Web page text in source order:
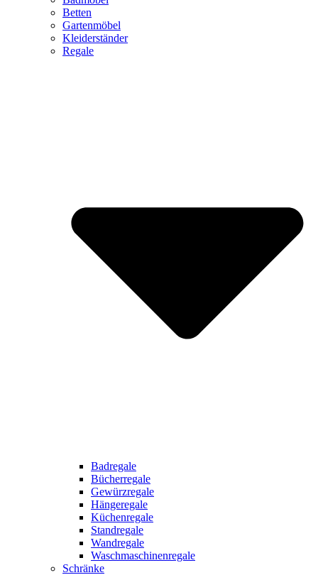
Betten
Gartenmöbel
Kleiderständer
Regale
Badregale
Bücherregale
Gewürzregale
Hängeregale
Küchenregale
Standregale
Wandregale
Waschmaschinenregale
Schränke